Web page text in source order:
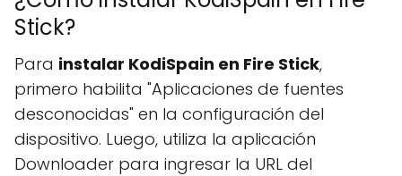
Stick?
Para instalar KodiSpain en Fire Stick,
primero habilita "Aplicaciones de fuentes
desconocidas" en la configuración del
dispositivo. Luego, utiliza la aplicación
Downloader para ingresar la URL del